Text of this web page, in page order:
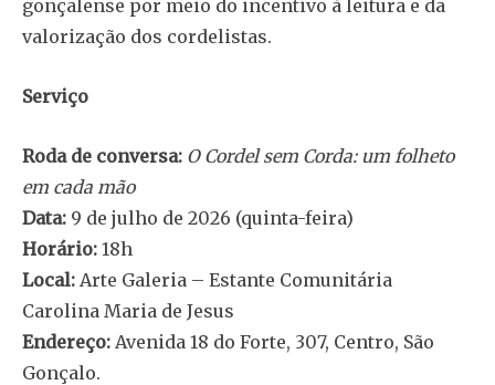
gonçalense por meio do incentivo à leitura e da
valorização dos cordelistas.
Serviço
Roda de conversa: O Cordel sem Corda: um folheto
em cada mão
Data: 9 de julho de 2026 (quinta-feira)
Horário: 18h
Local: Arte Galeria – Estante Comunitária
Carolina Maria de Jesus
Endereço: Avenida 18 do Forte, 307, Centro, São
Gonçalo.